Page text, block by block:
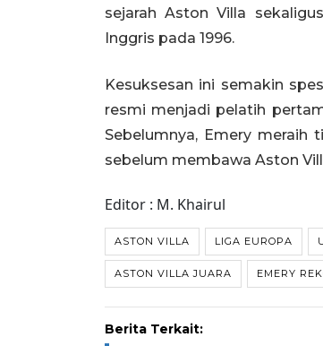
sejarah Aston Villa
Inggris pada 1996.
Kesuksesan ini semakin
resmi menjadi pelatih
Sebelumnya, Emery meraih
sebelum membawa Aston
Editor : M. Khairul
ASTON VILLA LIGA EUROPA
ASTON VILLA JUARA EMERY
Berita Terkait: